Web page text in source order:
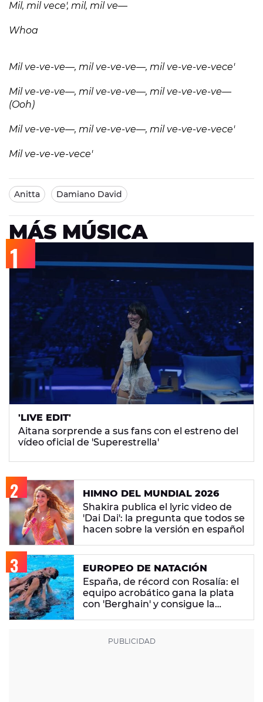
Mil, mil vece', mil, mil ve—
Whoa
Mil ve-ve-ve—, mil ve-ve-ve—, mil ve-ve-ve-vece'
Mil ve-ve-ve—, mil ve-ve-ve—, mil ve-ve-ve-ve—
(Ooh)
Mil ve-ve-ve—, mil ve-ve-ve—, mil ve-ve-ve-vece'
Mil ve-ve-ve-vece'
Anitta Damiano David
MÁS MÚSICA
'LIVE EDIT'
Aitana sorprende a sus fans con el estreno del
vídeo oficial de 'Superestrella'
HIMNO DEL MUNDIAL 2026
Shakira publica el lyric video de
'Dai Dai': la pregunta que todos se
hacen sobre la versión en español
EUROPEO DE NATACIÓN
España, de récord con Rosalía: el
equipo acrobático gana la plata
con 'Berghain' y consigue la